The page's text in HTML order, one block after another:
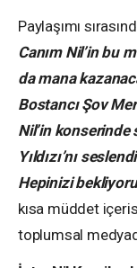
Paylaşımı
Canım Nil’in bu
da mana
Bostancı Şov
Nil’in konserinde
Yıldızı’nı
Hepinizi
kısa müddet
toplumsal